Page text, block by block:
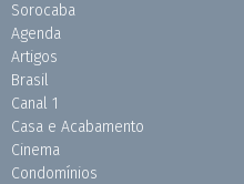
Sorocaba
Agenda
Artigos
Brasil
Canal 1
Casa e Acabamento
Cinema
Condomínios